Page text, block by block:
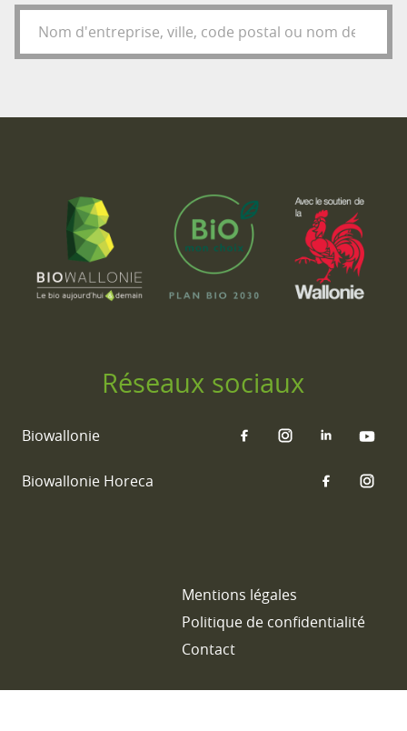
Réseaux sociaux
Biowallonie
Biowallonie Horeca
Mentions légales
Politique de confidentialité
Contact